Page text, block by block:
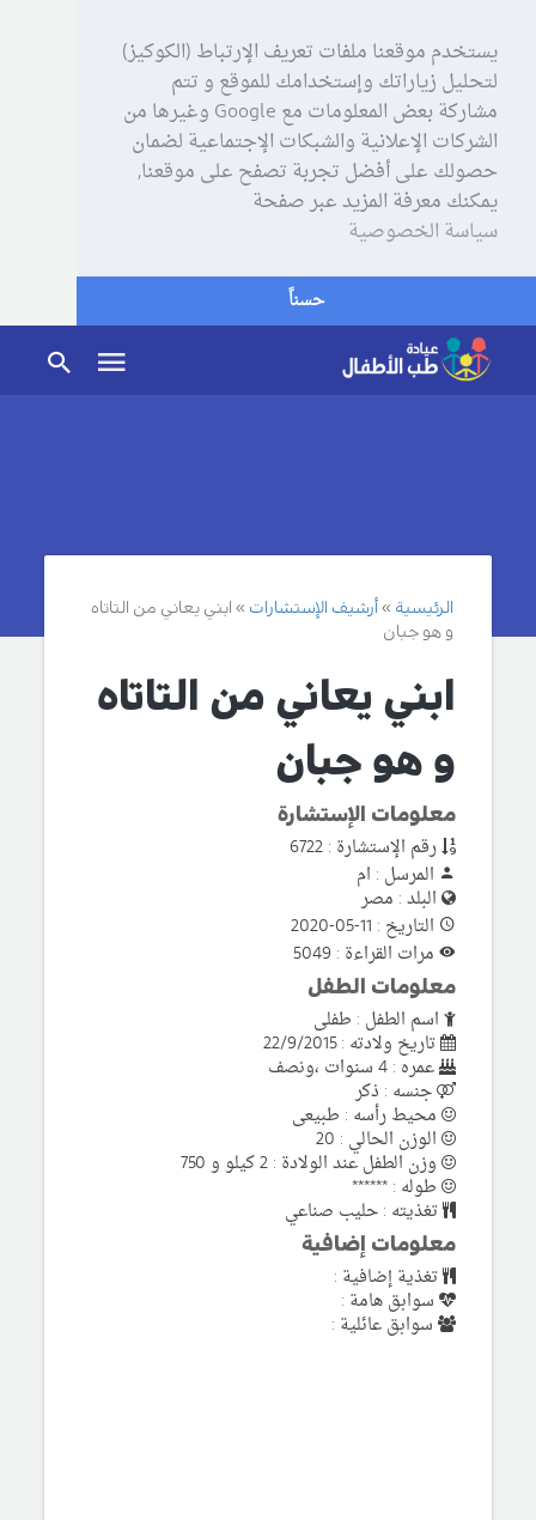
يستخدم موقعنا ملفات تعريف الإرتباط (الكوكيز)
لتحليل زياراتك وإستخدامك للموقع و تتم
مشاركة بعض المعلومات مع Google وغيرها من
الشركات الإعلانية والشبكات الإجتماعية لضمان
حصولك على أفضل تجربة تصفح على موقعنا,
يمكنك معرفة المزيد عبر صفحة
سياسة الخصوصية
حسناً
الرئيسية أرشيف الإستشارات
ابني يعاني من التاتاه
و هو جبان
ابني يعاني من التاتاه
و هو جبان
معلومات الإستشارة
رقم الإستشارة : 6722
المرسل : ام
البلد : مصر
التاريخ : 11-05-2020
مرات القراءة : 5049
معلومات الطفل
اسم الطفل : طفلى
تاريخ ولادته : 22/9/2015
عمره : 4 سنوات ،ونصف
جنسه : ذكر
محيط رأسه : طبيعى
الوزن الحالي : 20
وزن الطفل عند الولادة : 2 كيلو و 750
طوله : ******
تغذيته : حليب صناعي
معلومات إضافية
تغذية إضافية :
سوابق هامة :
سوابق عائلية :